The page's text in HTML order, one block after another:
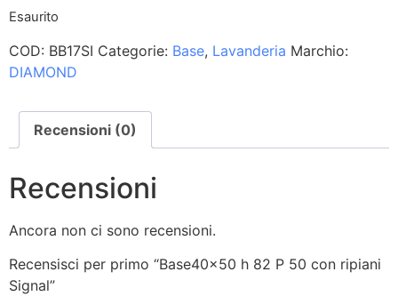
Esaurito
COD: BB17SI Categorie: Base, Lavanderia Marchio:
DIAMOND
Recensioni (0)
Recensioni
Ancora non ci sono recensioni.
Recensisci per primo “Base40x50 h 82 P 50 con ripiani
Signal”